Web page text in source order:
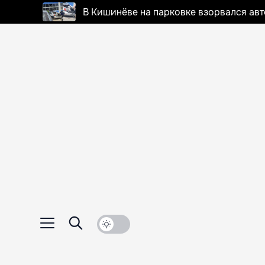
В Кишинёве на парковке взорвался